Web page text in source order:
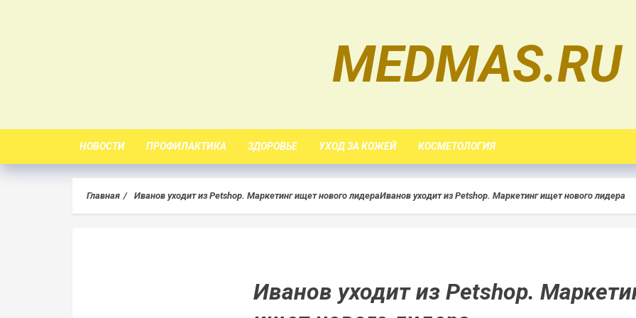
MEDMAS.RU
НОВОСТИ ПРОФИЛАКТИКА ЗДОРОВЬЕ УХОД ЗА КОЖЕЙ КОСМЕТОЛОГИЯ
Главная Иванов уходит из Petshop. Маркетинг ищет нового лидераИванов уходит из Petshop. Маркетинг ищет нового лидера
Иванов уходит из Petshop.